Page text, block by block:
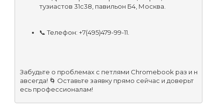
тузиастов 31с38, павильон Б4, Москва.
📞 Телефон: +7(495)479-99-11.
Забудьте о проблемах с петлями Chromebook раз и н
авсегда! 🌀 Оставьте заявку прямо сейчас и доверьт
есь профессионалам!